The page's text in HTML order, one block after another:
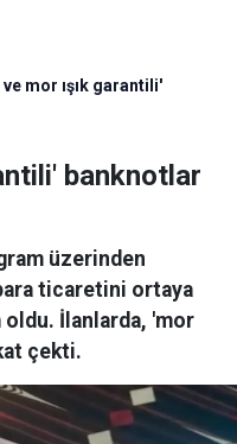
ve mor ışık garantili'
banknotlar
üzerinden
ticaretini ortaya
oldu. İlanlarda, 'mor
çekti.